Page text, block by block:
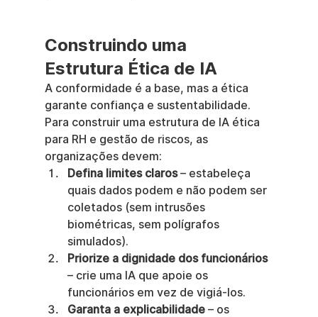
Construindo uma
Estrutura Ética de IA
A conformidade é a base, mas a ética
garante confiança e sustentabilidade.
Para construir uma estrutura de IA ética
para RH e gestão de riscos, as
organizações devem:
Defina limites claros – estabeleça
quais dados podem e não podem ser
coletados (sem intrusões
biométricas, sem polígrafos
simulados).
Priorize a dignidade dos funcionários
– crie uma IA que apoie os
funcionários em vez de vigiá-los.
Garanta a explicabilidade – os